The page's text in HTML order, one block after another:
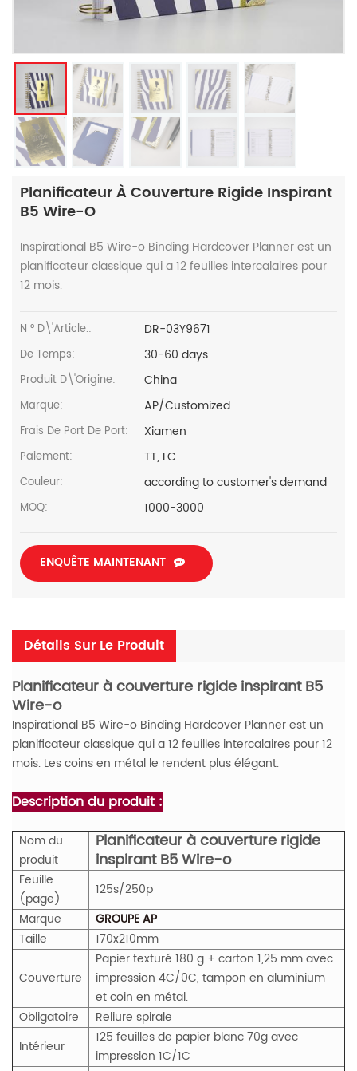
Planificateur À Couverture Rigide Inspirant
B5 Wire-O
Inspirational B5 Wire-o Binding Hardcover Planner est un
planificateur classique qui a 12 feuilles intercalaires pour
12 mois.
N ° D\'article.: DR-03Y9671
De Temps: 30-60 days
Produit D\'Origine: China
Marque: AP/Customized
Frais De Port De Port: Xiamen
Paiement: TT, LC
Couleur: according to customer's demand
MOQ: 1000-3000
ENQUÊTE MAINTENANT
Détails Sur Le Produit
Planificateur à couverture rigide inspirant B5
Wire-o
Inspirational B5 Wire-o Binding Hardcover Planner est un
planificateur classique qui a 12 feuilles intercalaires pour 12
mois. Les coins en métal le rendent plus élégant.
Description du produit :
Nom du
produit
Planificateur à couverture rigide
inspirant B5 Wire-o
Feuille
(page)
125s/250p
Marque
GROUPE AP
Taille
170x210mm
Couverture
Papier texturé 180 g + carton 1,25 mm avec
impression 4C/0C, tampon en aluminium
et coin en métal.
Obligatoire
Reliure spirale
Intérieur
125 feuilles de papier blanc 70g avec
impression 1C/1C